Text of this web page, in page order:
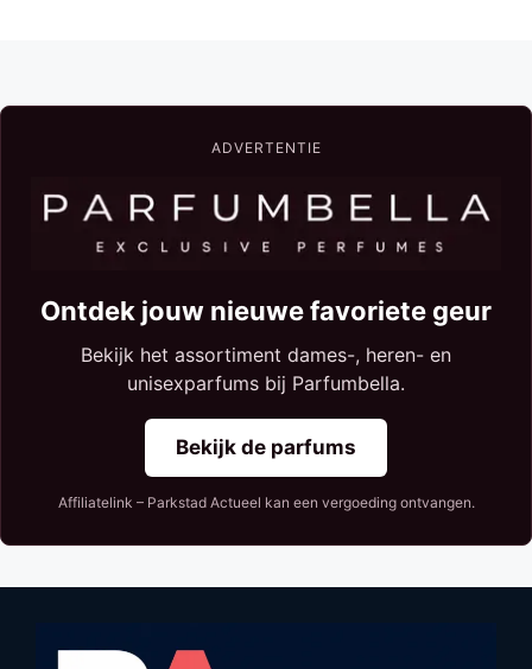
ADVERTENTIE
Ontdek jouw nieuwe favoriete geur
Bekijk het assortiment dames-, heren- en
unisexparfums bij Parfumbella.
Bekijk de parfums
Affiliatelink – Parkstad Actueel kan een vergoeding ontvangen.